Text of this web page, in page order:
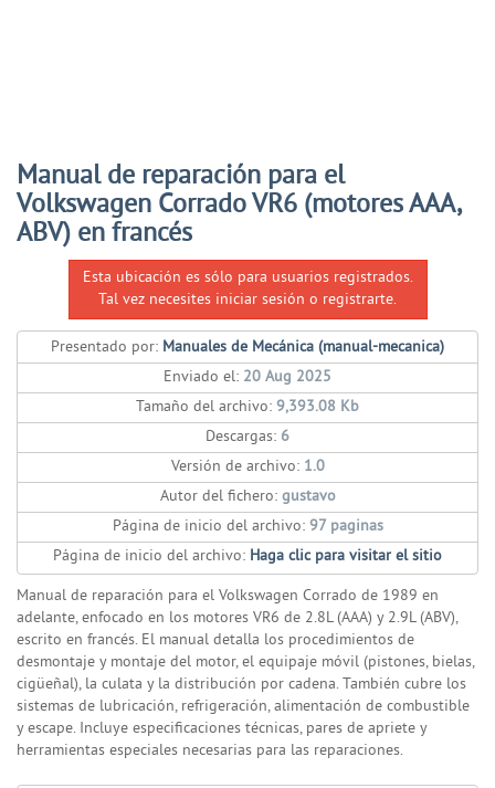
Manual de reparación para el
Volkswagen Corrado VR6 (motores AAA,
ABV) en francés
Esta ubicación es sólo para usuarios registrados.
Tal vez necesites iniciar sesión o registrarte.
Presentado por: Manuales de Mecánica (manual-mecanica)
Enviado el: 20 Aug 2025
Tamaño del archivo: 9,393.08 Kb
Descargas: 6
Versión de archivo: 1.0
Autor del fichero: gustavo
Página de inicio del archivo: 97 paginas
Página de inicio del archivo: Haga clic para visitar el sitio
Manual de reparación para el Volkswagen Corrado de 1989 en
adelante, enfocado en los motores VR6 de 2.8L (AAA) y 2.9L (ABV),
escrito en francés. El manual detalla los procedimientos de
desmontaje y montaje del motor, el equipaje móvil (pistones, bielas,
cigüeñal), la culata y la distribución por cadena. También cubre los
sistemas de lubricación, refrigeración, alimentación de combustible
y escape. Incluye especificaciones técnicas, pares de apriete y
herramientas especiales necesarias para las reparaciones.